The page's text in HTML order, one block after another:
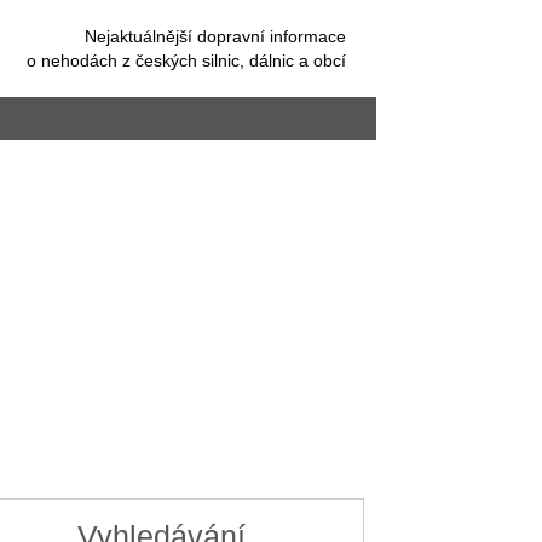
Nejaktuálnější dopravní informace
o nehodách z českých silnic, dálnic a obcí